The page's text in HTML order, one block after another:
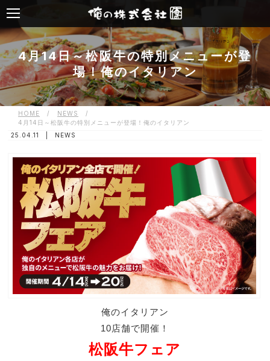
4月14日～松阪牛の特別メニューが登
場！俺のイタリアン
HOME / NEWS
/
4月14日～松阪牛の特別メニューが登場！俺のイタリアン
25.04.11 |
NEWS
俺のイタリアン
10店舗で開催！
松阪牛フェア